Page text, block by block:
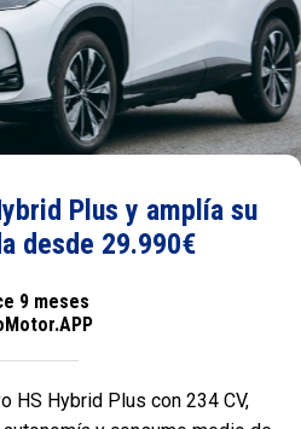
Plus y amplía su
desde 29.990€
9 meses
HS Hybrid Plus con 234 CV,